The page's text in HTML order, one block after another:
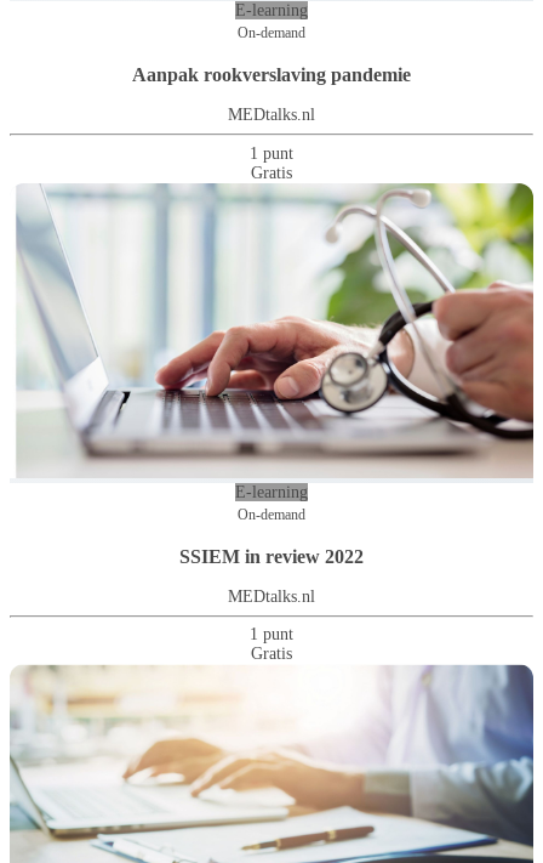
E-learning
On-demand
Aanpak rookverslaving pandemie
MEDtalks.nl
1 punt
Gratis
E-learning
On-demand
SSIEM in review 2022
MEDtalks.nl
1 punt
Gratis